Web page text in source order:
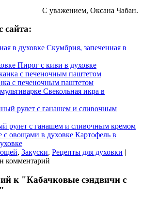
С уважением, Оксана Чабан.
сайта:
Скумбрия, запеченная в
Пирог с киви в духовке
с печеночным паштетом
Свекольная икра в
рулет с ганашем и сливочным кремом
Картофель в
, Закуски, Рецепты для духовки |
комментарий
к "Кабачковые сэндвичи с